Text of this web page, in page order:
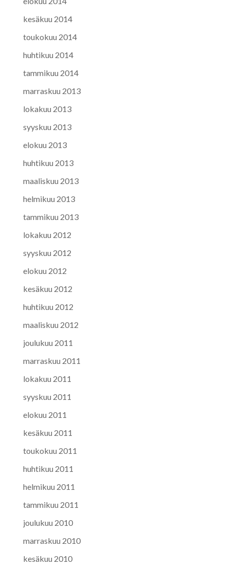
kesäkuu 2014
toukokuu 2014
huhtikuu 2014
tammikuu 2014
marraskuu 2013
lokakuu 2013
syyskuu 2013
elokuu 2013
huhtikuu 2013
maaliskuu 2013
helmikuu 2013
tammikuu 2013
lokakuu 2012
syyskuu 2012
elokuu 2012
kesäkuu 2012
huhtikuu 2012
maaliskuu 2012
joulukuu 2011
marraskuu 2011
lokakuu 2011
syyskuu 2011
elokuu 2011
kesäkuu 2011
toukokuu 2011
huhtikuu 2011
helmikuu 2011
tammikuu 2011
joulukuu 2010
marraskuu 2010
kesäkuu 2010